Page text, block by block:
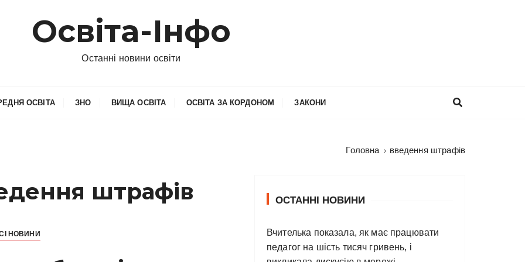
Освіта-Інфо
Останні новини освіти
ОСВІТА ЗНО ВИЩА ОСВІТА ОСВІТА ЗА КОРДОНОМ ЗАКОНИ
Головна введення штрафів
штрафів
НОВИНИ
ОСТАННІ НОВИНИ
Вчителька показала, як має працювати
педагог на шість тисяч гривень, і